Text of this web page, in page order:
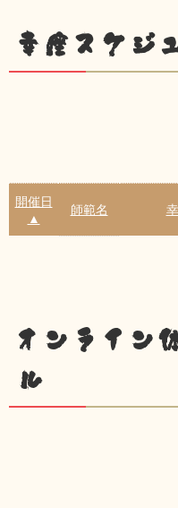
幸座スケジ
開催日
▲
師範名
オンライン
ル